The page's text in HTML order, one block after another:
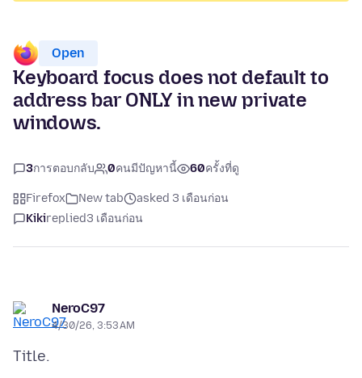
Open
Keyboard focus does not default to
address bar ONLY in new private
windows.
3การตอบกลับ 0คนมีปัญหานี้ 60ครั้งที่ดู
Firefox New tab
asked 3 เดือนก่อน
Kikireplied3 เดือนก่อน
NeroC97
4/30/26, 3:53 AM